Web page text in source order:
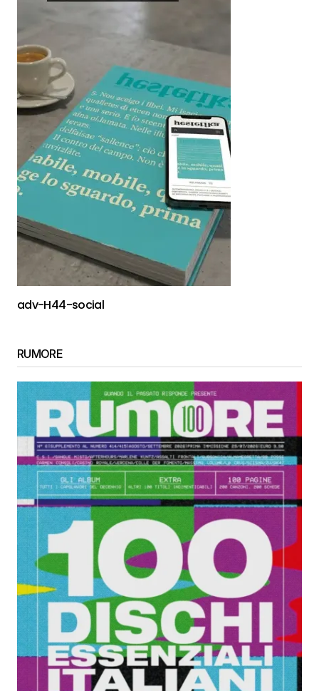
adv-H44-social
RUMORE